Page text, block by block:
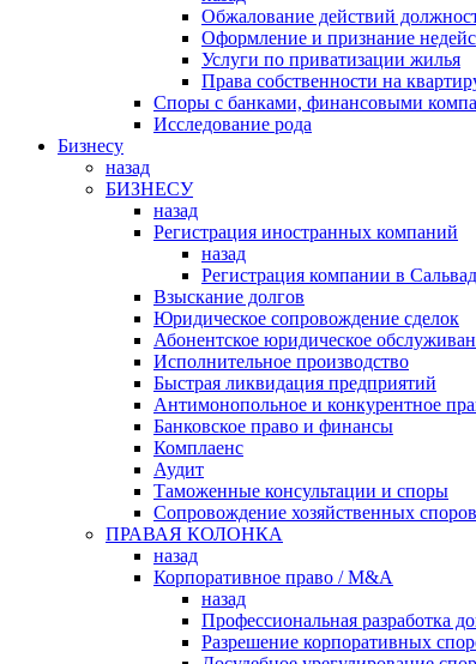
Обжалование действий
Оформление и признание
Услуги по приватизации жилья
Права собственности на
Cпоры с банками, финансовыми
Исследование рода
Бизнесу
назад
БИЗНЕСУ
назад
Регистрация иностранных компаний
назад
Регистрация компании в
Взыскание долгов
Юридическое сопровождение сделок
Абонентское юридическое
Исполнительное производство
Быстрая ликвидация предприятий
Антимонопольное и конкурентное
Банковское право и финансы
Комплаенс
Аудит
Таможенные консультации и споры
Сопровождение хозяйственных
ПРАВАЯ КОЛОНКА
назад
Корпоративное право / M&A
назад
Профессиональная разработка
Разрешение корпоративных